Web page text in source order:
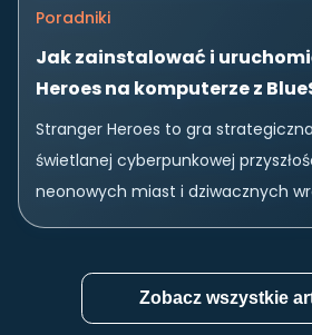
Poradniki
Jak zainstalować i
Heroes na komputerze z
Stranger Heroes to gra
świetlanej cyberpunkowej
neonowych miast i dziwacznych
drużynę bohaterów, a Twoim
Zobacz wszystkie